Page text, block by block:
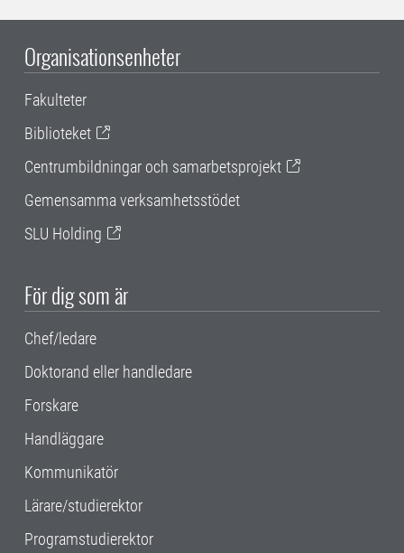
Organisationsenheter
Fakulteter
Biblioteket
Centrumbildningar och samarbetsprojekt
Gemensamma verksamhetsstödet
SLU Holding
För dig som är
Chef/ledare
Doktorand eller handledare
Forskare
Handläggare
Kommunikatör
Lärare/studierektor
Programstudierektor